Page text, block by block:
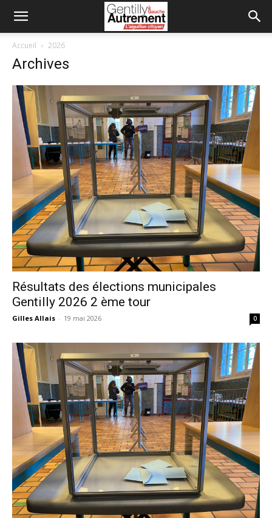
Accueil 2026
Archives
Résultats des élections municipales
Gentilly 2026 2 ème tour
Gilles Allais - 19 mai 2026 0